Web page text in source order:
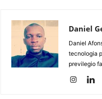
Daniel
Daniel
tecnologia
previlegio